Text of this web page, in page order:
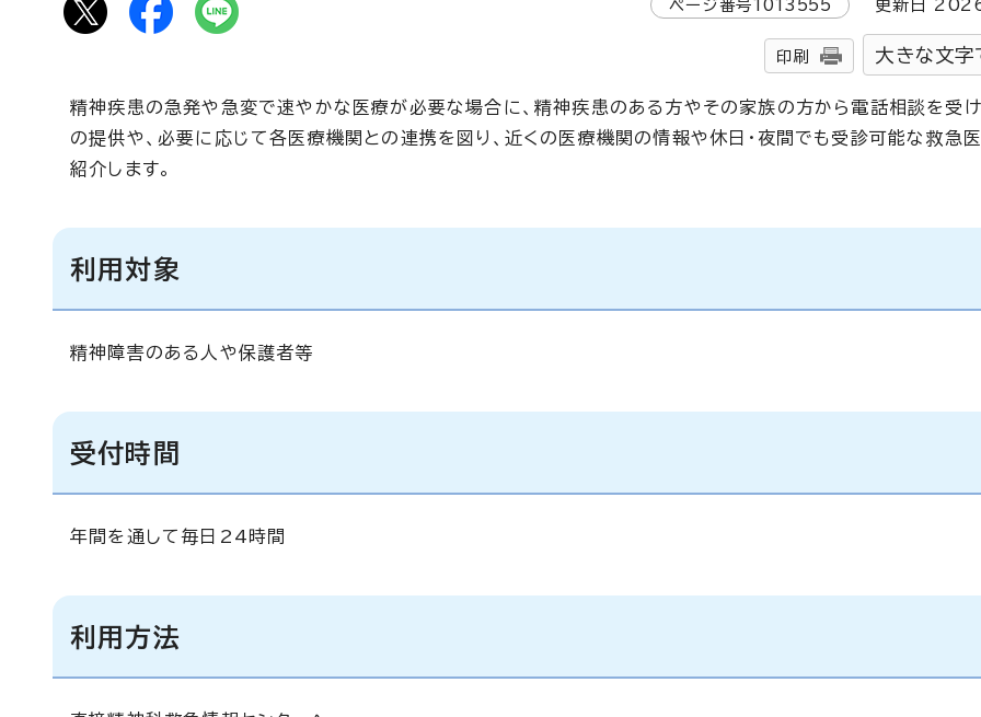
ページ番号1013555 更新日
印刷 大きな文字
精神疾患の急発や急変で速やかな医療が必要な場合に、精神疾患のある方やその家族の方から電話相談を受け
の提供や、必要に応じて各医療機関との連携を図り、近くの医療機関の情報や休日・夜間でも受診可能な救急
紹介します。
利用対象
精神障害のある人や保護者等
受付時間
年間を通して毎日24時間
利用方法